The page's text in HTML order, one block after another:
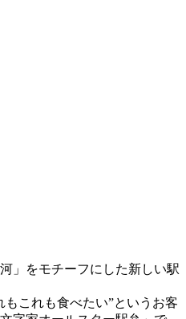
」をモチーフにした新しい駅
もこれも食べたい”というお客